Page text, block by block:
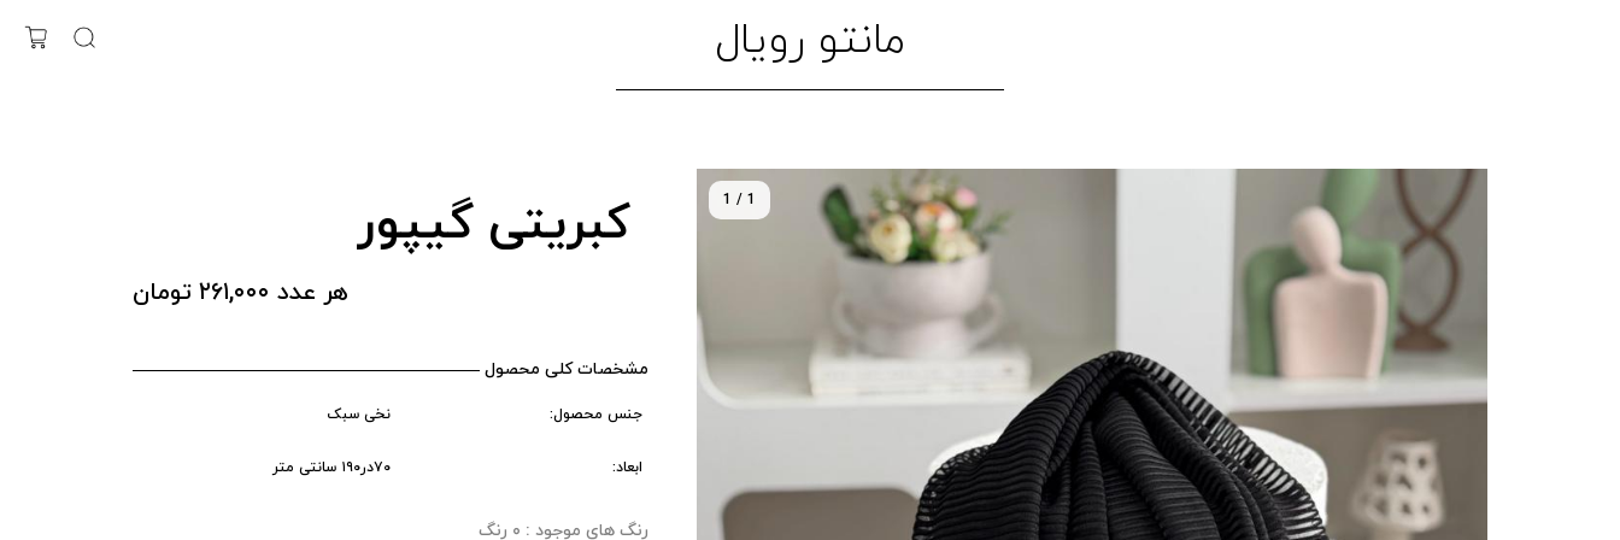
مانتو رویال
1 / 1 کبریتی گیپور
هر عدد ۲۶۱,۰۰۰ تومان
مشخصات کلی محصول
جنس محصول: نخی سبک
ابعاد: ۷۰در۱۹۰ سانتی متر
رنگ های موجود : ۰ رنگ